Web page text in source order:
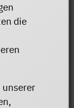
die
unserer